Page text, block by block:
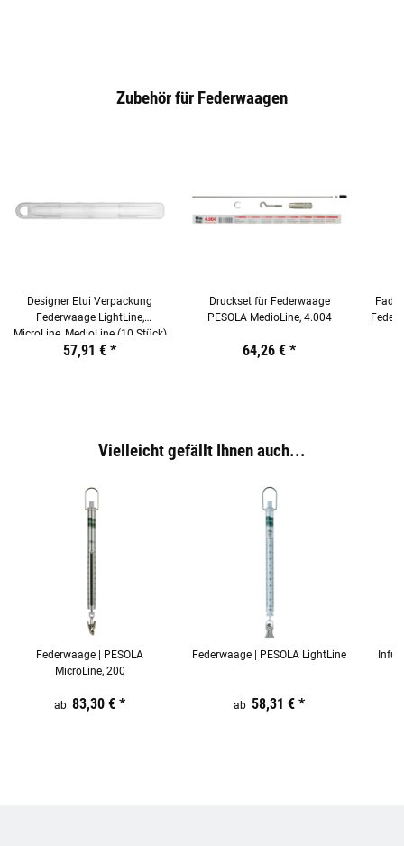
Zubehör für Federwaagen
Designer Etui Verpackung
Federwaage LightLine,
MicroLine, MedioLine (10 Stück)
19,44 € inkl. 19% USt.
57,91 € *
Druckset für Federwaage
PESOLA MedioLine, 4.004
19,44 € inkl. 19% USt.
64,26 € *
Vielleicht gefällt Ihnen auch...
Federwaage | PESOLA
MicroLine, 200
19,44 €inkl. 19% USt.
ab 83,30 €*
Federwaage | PESOLA LightLine
19,44 €inkl. 19% USt.
ab 58,31 €*